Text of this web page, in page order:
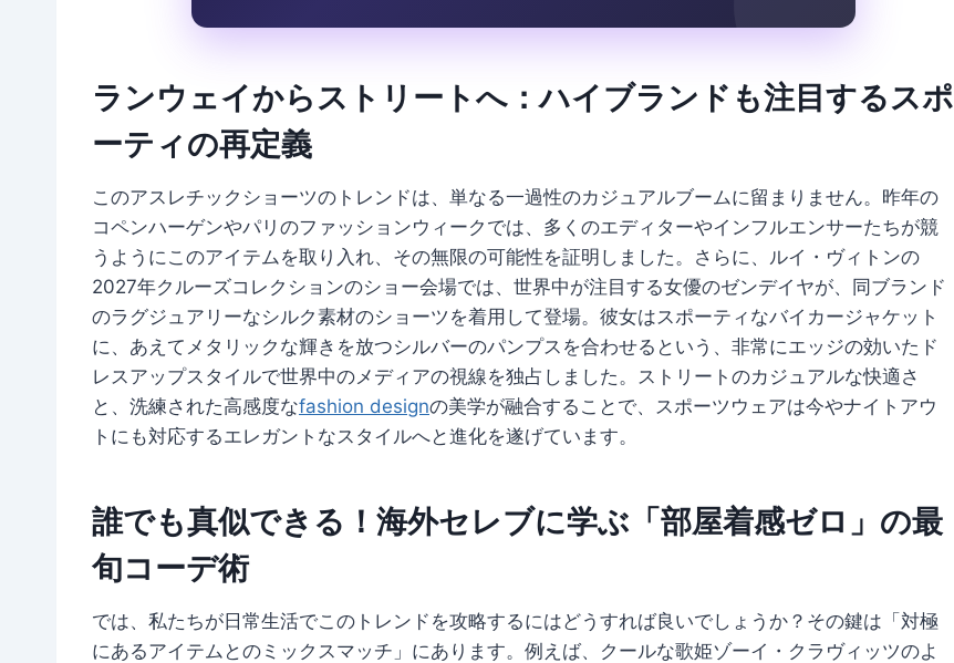
ランウェイからストリートへ：ハイブランドも注目するスポ
ーティの再定義
このアスレチックショーツのトレンドは、単なる一過性のカジュアルブームに留まりません。昨年の
コペンハーゲンやパリのファッションウィークでは、多くのエディターやインフルエンサーたちが競
うようにこのアイテムを取り入れ、その無限の可能性を証明しました。さらに、ルイ・ヴィトンの
2027年クルーズコレクションのショー会場では、世界中が注目する女優のゼンデイヤが、同ブランド
のラグジュアリーなシルク素材のショーツを着用して登場。彼女はスポーティなバイカージャケット
に、あえてメタリックな輝きを放つシルバーのパンプスを合わせるという、非常にエッジの効いたド
レスアップスタイルで世界中のメディアの視線を独占しました。ストリートのカジュアルな快適さ
と、洗練された高感度なfashion designの美学が融合することで、スポーツウェアは今やナイトアウ
トにも対応するエレガントなスタイルへと進化を遂げています。
誰でも真似できる！海外セレブに学ぶ「部屋着感ゼロ」の最
旬コーデ術
では、私たちが日常生活でこのトレンドを攻略するにはどうすれば良いでしょうか？その鍵は「対極
にあるアイテムとのミックスマッチ」にあります。例えば、クールな歌姫ゾーイ・クラヴィッツのよ